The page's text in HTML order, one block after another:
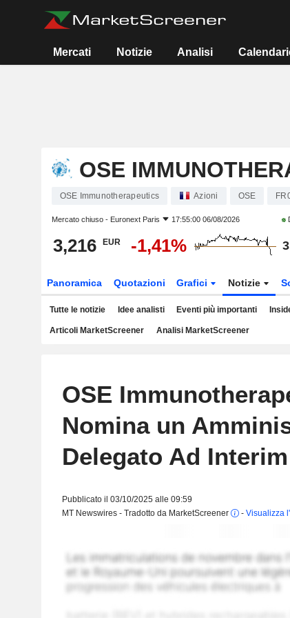
Mercati Notizie Analisi
OSE
OSE Immunotherapeutics Azioni OSE
Mercato chiuso - Euronext Paris 17:55:00 06/08/2026
3,216 EUR -1,41%
Panoramica Quotazioni Grafici Notizie
Tutte le notizie Idee analisti Eventi più importanti
Articoli MarketScreener Analisi MarketScreener
OSE
Nomina un
Delegato Ad Interim
Pubblicato il 03/10/2025 alle 09:59
MT Newswires - Tradotto da MarketScreener
- Visualizza